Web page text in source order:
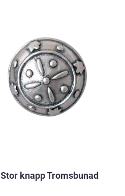
Stor knapp Tromsbunad